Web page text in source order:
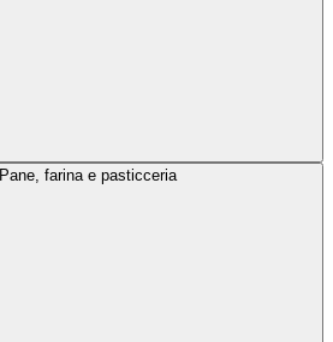
Pane, farina e pasticceria